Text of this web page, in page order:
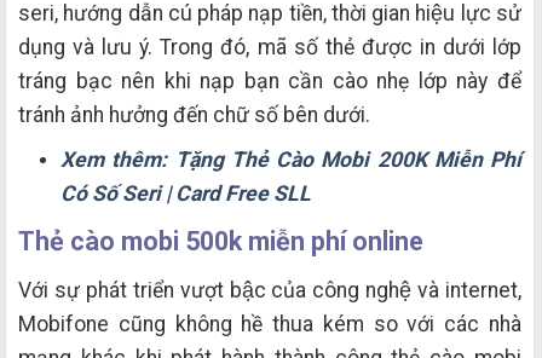
seri, hướng dẫn cú pháp nạp tiền, thời gian hiệu lực sử
dụng và lưu ý. Trong đó, mã số thẻ được in dưới lớp
tráng bạc nên khi nạp bạn cần cào nhẹ lớp này để
tránh ảnh hưởng đến chữ số bên dưới.
Xem thêm: Tặng Thẻ Cào Mobi 200K Miễn Phí
Có Số Seri | Card Free SLL
Thẻ cào mobi 500k miễn phí online
Với sự phát triển vượt bậc của công nghệ và internet,
Mobifone cũng không hề thua kém so với các nhà